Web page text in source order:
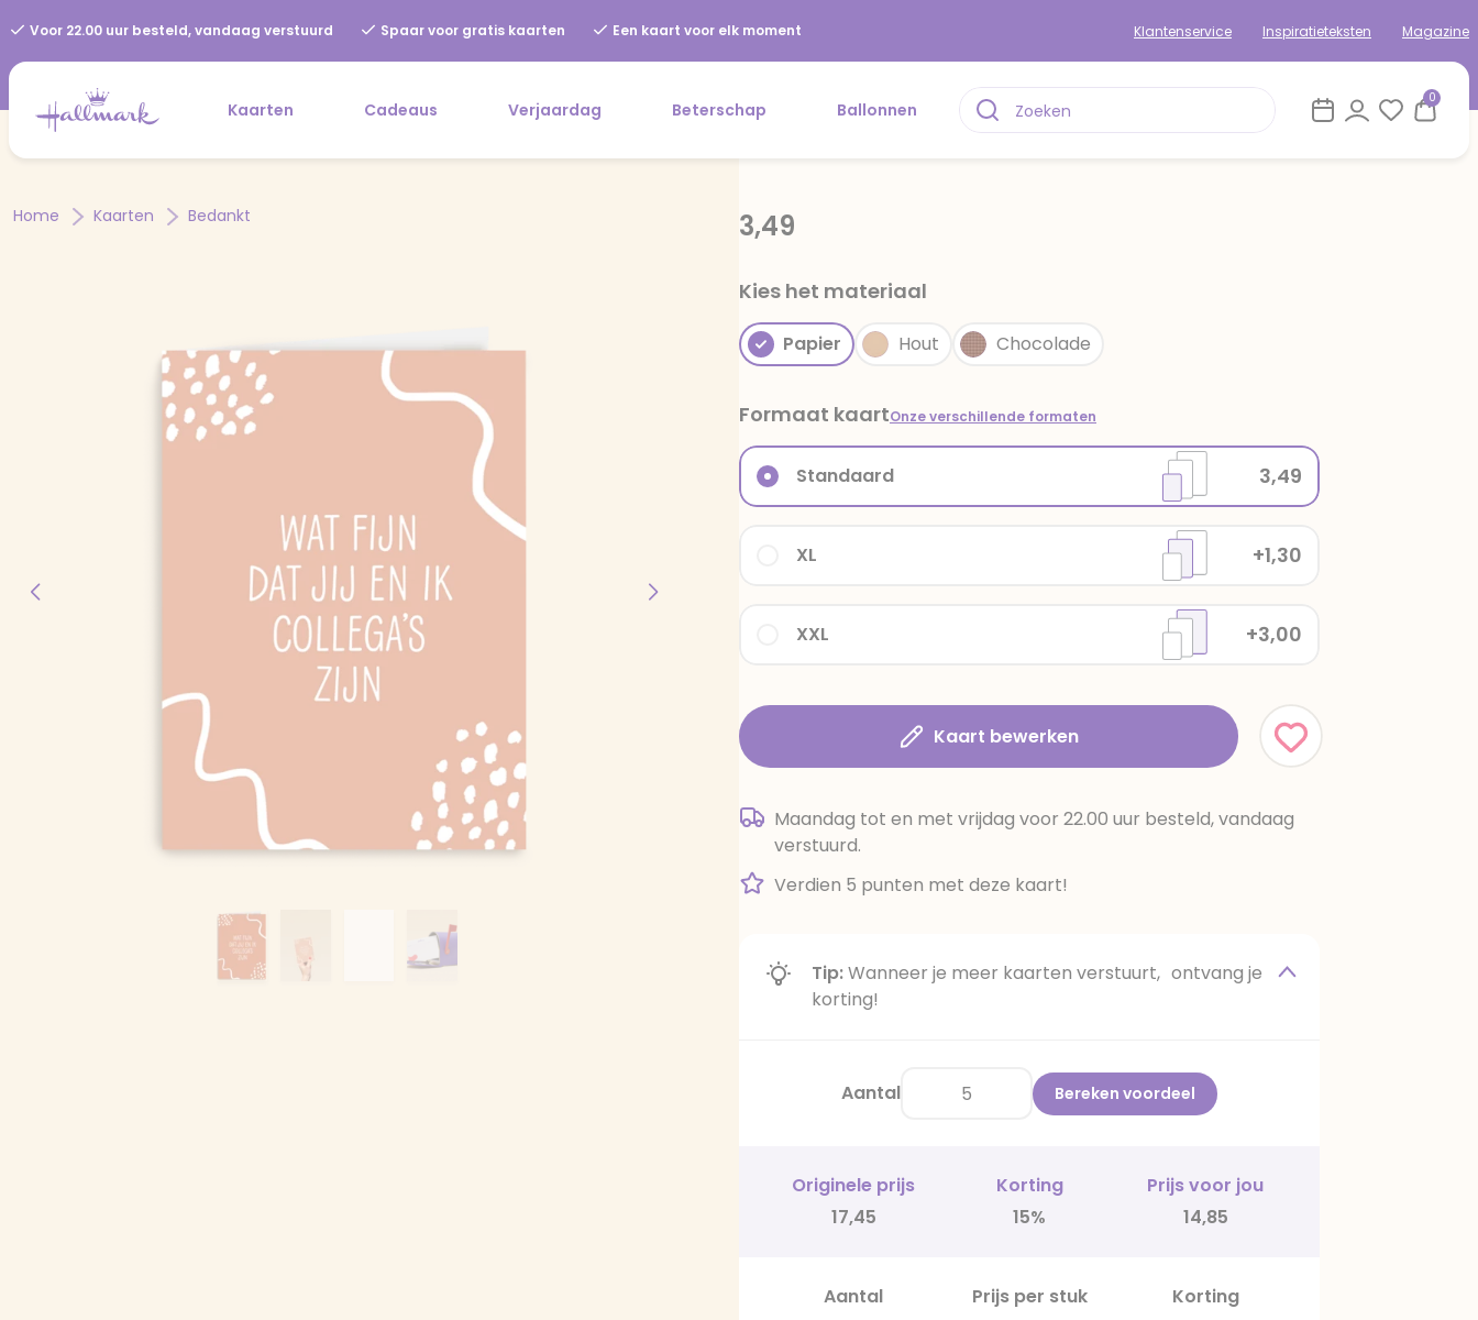
Voor 22.00 uur besteld, vandaag verstuurd Spaar voor gratis kaarten Een kaart voor elk moment Klantenservice Inspiratieteksten Magazine
Kaarten Cadeaus Verjaardag Beterschap Ballonnen
0
Home Kaarten Bedankt 3,49
Kies het materiaal
Papier Hout Chocolade
Formaat kaartOnze verschillende formaten
XXL +3,00
XL +1,30
Standaard 3,49
Kaart bewerken
Maandag tot en met vrijdag voor 22.00 uur besteld, vandaag
verstuurd.
Verdien 5 punten met deze kaart!
Tip:Wanneer je meer kaarten verstuurt, ontvang je
korting!
Aantal Bereken voordeel
Originele prijs Korting
Prijs voor jou
17,45
15% 14,85
Aantal Prijs per stuk
Korting